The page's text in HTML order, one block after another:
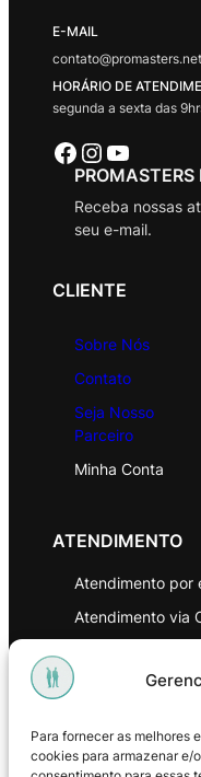
Para fornecer as melhores
cookies para armazenar e/
E-MAIL
HORÁRIO DE
segunda a sexta das
Facebook Instagram Youtube
PROMASTERS
Receba nossas
seu e-mail.
CLIENTE
Sobre Nós
Contato
Seja Nosso
Parceiro
Minha Conta
ATENDIMENTO
Atendimento por
Atendimento via
Política de